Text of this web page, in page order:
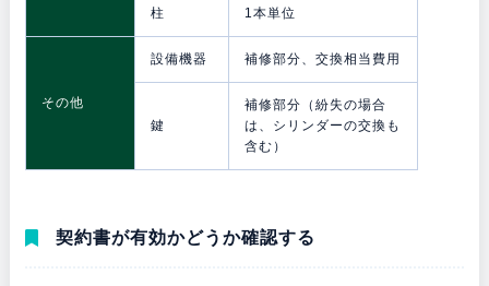
柱 1本単位
その他
設備機器 補修部分、交換相当費用
鍵
補修部分（紛失の場合
は、シリンダーの交換も
含む）
契約書が有効かどうか確認する